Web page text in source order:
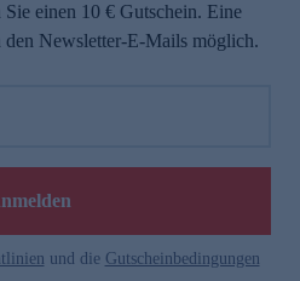
einen 10 € Gutschein. Eine
Newsletter-E-Mails möglich.
und die Gutscheinbedingungen